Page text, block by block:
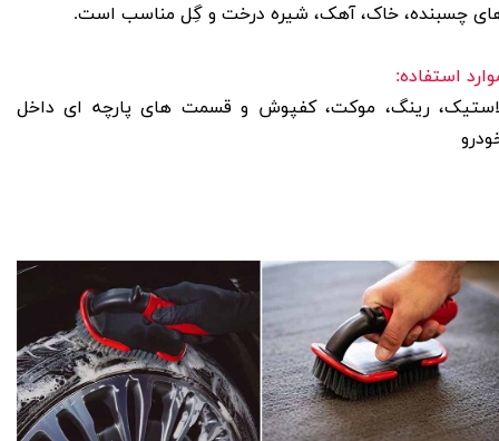
چسبنده، خاک، آهک، شیره درخت و گِل مناسب است.
استفاده:
رینگ، موکت، کفپوش و قسمت های پارچه ای داخل